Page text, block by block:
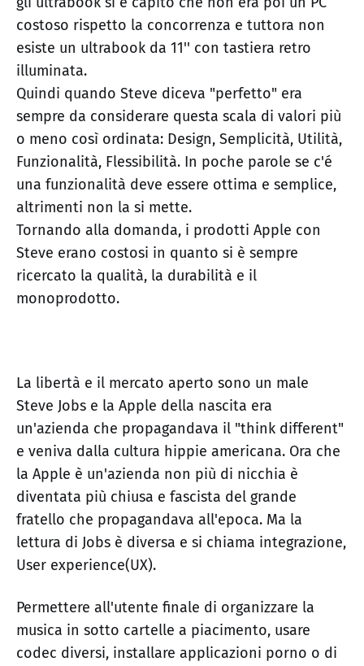
costoso rispetto la concorrenza e tuttora non
esiste un ultrabook da 11'' con tastiera retro
illuminata.
Quindi quando Steve diceva "perfetto" era
sempre da considerare questa scala di valori più
o meno così ordinata: Design, Semplicità, Utilità,
Funzionalità, Flessibilità. In poche parole se c'é
una funzionalità deve essere ottima e semplice,
altrimenti non la si mette.
Tornando alla domanda, i prodotti Apple con
Steve erano costosi in quanto si è sempre
ricercato la qualità, la durabilità e il
monoprodotto.
La libertà e il mercato aperto sono un male
Steve Jobs e la Apple della nascita era
un'azienda che propagandava il "think different"
e veniva dalla cultura hippie americana. Ora che
la Apple è un'azienda non più di nicchia è
diventata più chiusa e fascista del grande
fratello che propagandava all'epoca. Ma la
lettura di Jobs è diversa e si chiama integrazione,
User experience(UX).
Permettere all'utente finale di organizzare la
musica in sotto cartelle a piacimento, usare
codec diversi, installare applicazioni porno o di